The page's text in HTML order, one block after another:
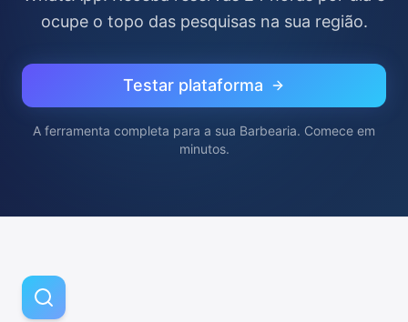
ocupe o topo das pesquisas na sua região.
Testar plataforma
A ferramenta completa para a sua Barbearia. Comece em
minutos.